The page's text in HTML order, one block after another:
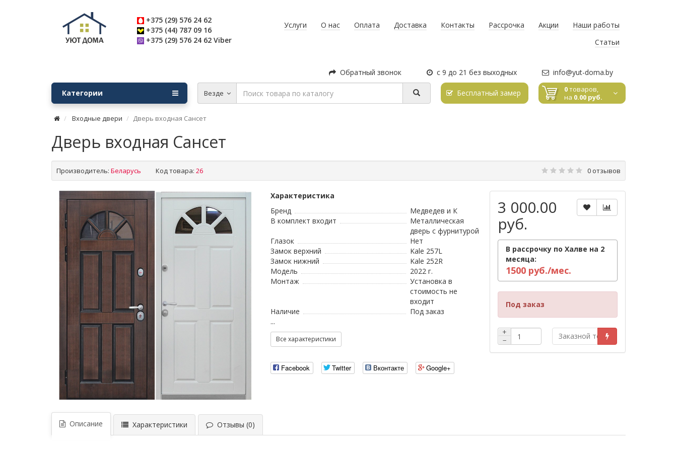
+375 (29) 576 24 62
+375 (44) 787 09 16
+375 (29) 576 24 62 Viber
Услуги О нас Оплата Доставка Контакты Рассрочка Акции
Наши работы
Статьи
Обратный звонок с 9 до 21 без выходных info@yut-doma.by
Везде Бесплатный замер 0товаров,
на 0.00 руб.
Категории
Входные двери Дверь входная Сансет
Дверь входная Сансет
Производитель: Беларусь Код товара: 26 0 отзывов
Характеристика
Бренд
Медведев и К
В комплект входит
Металлическая
дверь с фурнитурой
Глазок
Нет
Замок верхний
Kale 257L
Замок нижний
Kale 252R
Модель
2022 г.
Монтаж
Установка в
стоимость не
входит
Наличие
Под заказ
...
Все характеристики
Facebook Twitter Вконтакте Google+
3 000.00
руб.
В рассрочку по Халве на 2
месяца:
1500 руб./мес.
Под заказ
+
−
Заказной товар
Описание Характеристики Отзывы (0)